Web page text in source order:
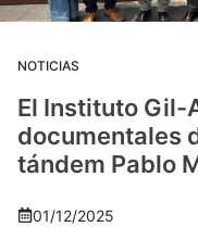
NOTICIAS
El Instituto
documentales
tándem Pablo
01/12/2025